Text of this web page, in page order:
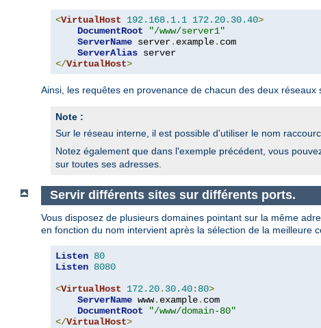
<VirtualHost 192.168. 1.1 172.20. 30.40>
DocumentRoot
"/www/server1"
ServerName server. example. com
ServerAlias
</VirtualHost>
Ainsi, les requêtes en provenance de chacun des deux
Note :
Sur le réseau interne, il est possible d'utiliser le nom
Notez également que dans l'exemple précédent, vous
sur toutes ses adresses.
Servir différents sites sur différents ports.
Vous disposez de plusieurs domaines pointant sur la même
en fonction du nom intervient après la sélection de la meilleure
Listen 80
Listen 8080
<VirtualHost 172.20. 30.40: 80>
ServerName www. example. com
DocumentRoot
"/www/domain-80"
</VirtualHost>